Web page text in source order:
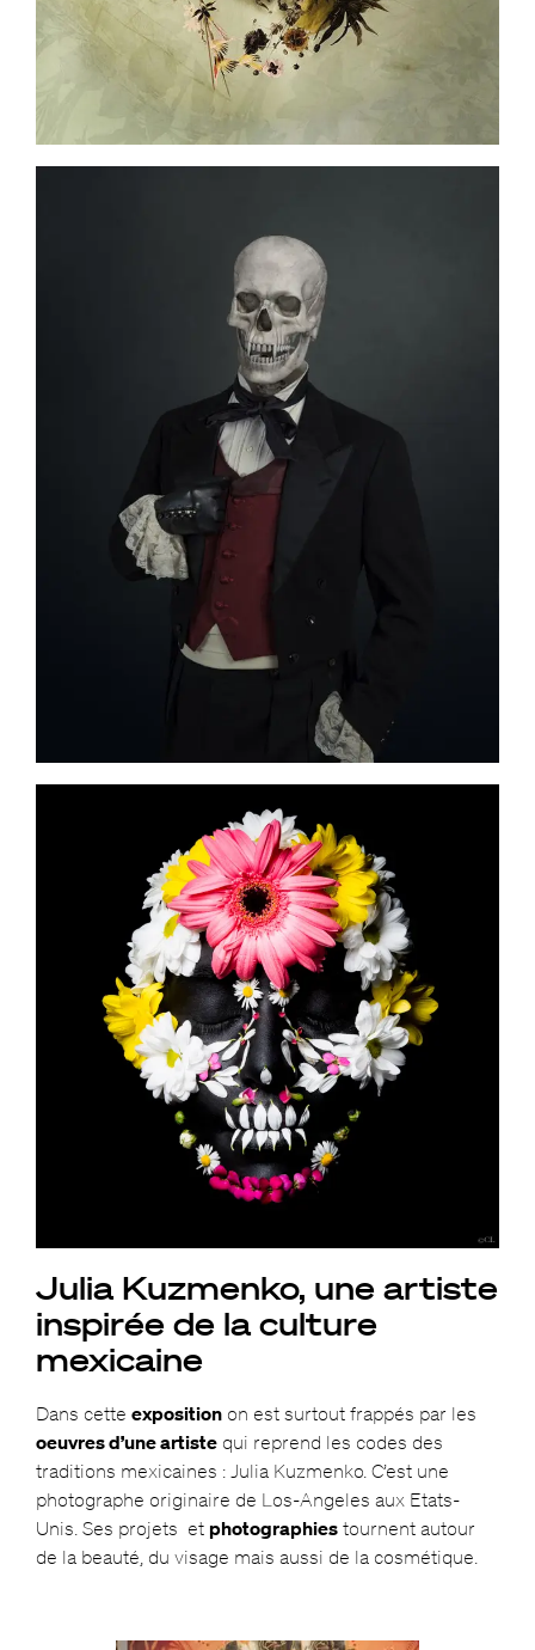
Julia Kuzmenko, une artiste
inspirée de la culture
mexicaine
Dans cette expositionon est surtout frappés par les
oeuvres d’une artistequi reprend les codes des
traditions mexicaines : Julia Kuzmenko. C’est une
photographe originaire de Los-Angeles aux Etats-
Unis. Ses projets et photographiestournent autour
de la beauté, du visage mais aussi de la cosmétique.